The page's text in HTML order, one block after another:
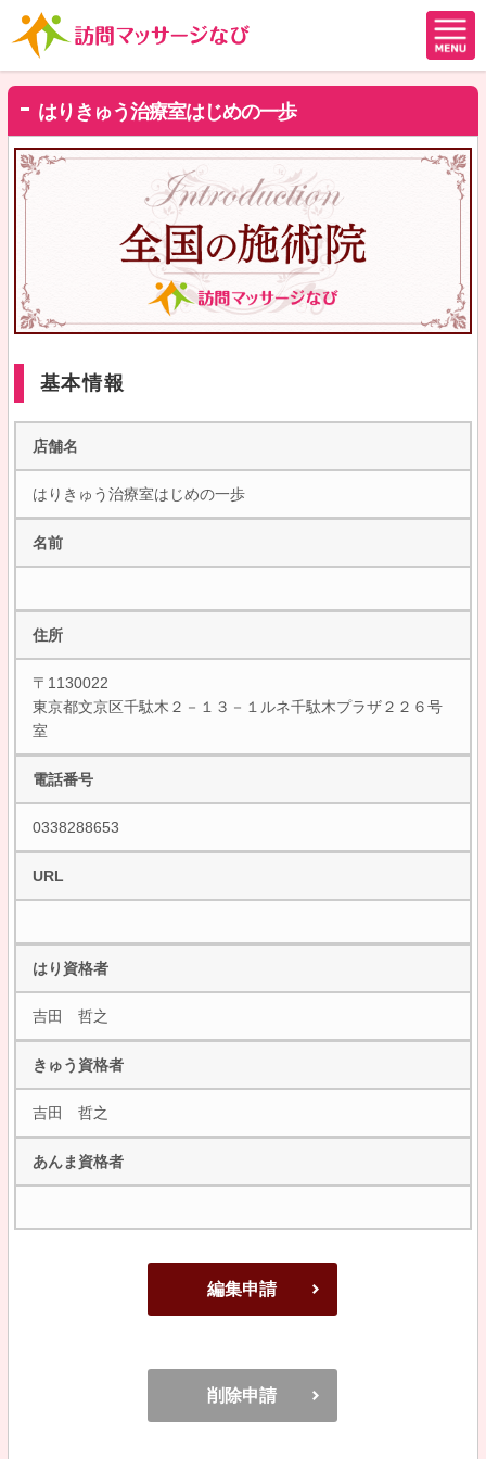
はりきゅう治療室はじめの一歩
基本情報
店舗名
はりきゅう治療室はじめの一歩
名前
住所
〒1130022
東京都文京区千駄木２－１３－１ルネ千駄木プラザ２２６号
室
電話番号
0338288653
URL
はり資格者
吉田 哲之
きゅう資格者
吉田 哲之
あんま資格者
編集申請
削除申請